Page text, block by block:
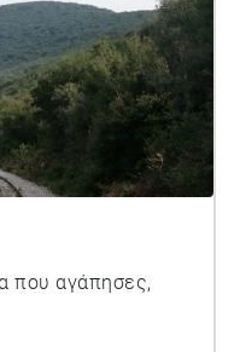
που αγάπησες,